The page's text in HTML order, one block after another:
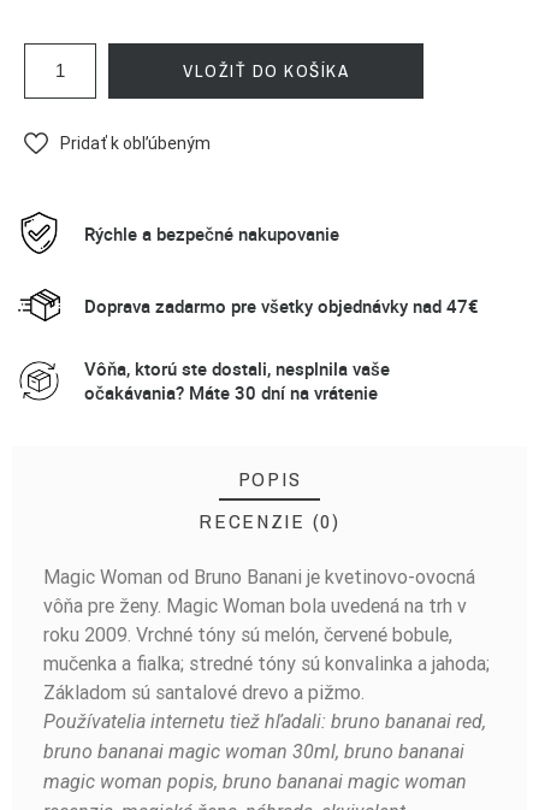
VLOŽIŤ DO KOŠÍKA
Pridať k obľúbeným
Rýchle a bezpečné nakupovanie
Doprava zadarmo pre všetky objednávky nad 47€
Vôňa, ktorú ste dostali, nesplnila vaše
očakávania? Máte 30 dní na vrátenie
POPIS
RECENZIE (0)
Magic Woman od Bruno Banani je kvetinovo-ovocná
vôňa pre ženy. Magic Woman bola uvedená na trh v
roku 2009. Vrchné tóny sú melón, červené bobule,
mučenka a fialka; stredné tóny sú konvalinka a jahoda;
Základom sú santalové drevo a pižmo.
Používatelia internetu tiež hľadali: bruno bananai red,
bruno bananai magic woman 30ml, bruno bananai
magic woman popis, bruno bananai magic woman
BUĎTE PRVÝ, KTO NAPÍŠE RECENZIU!